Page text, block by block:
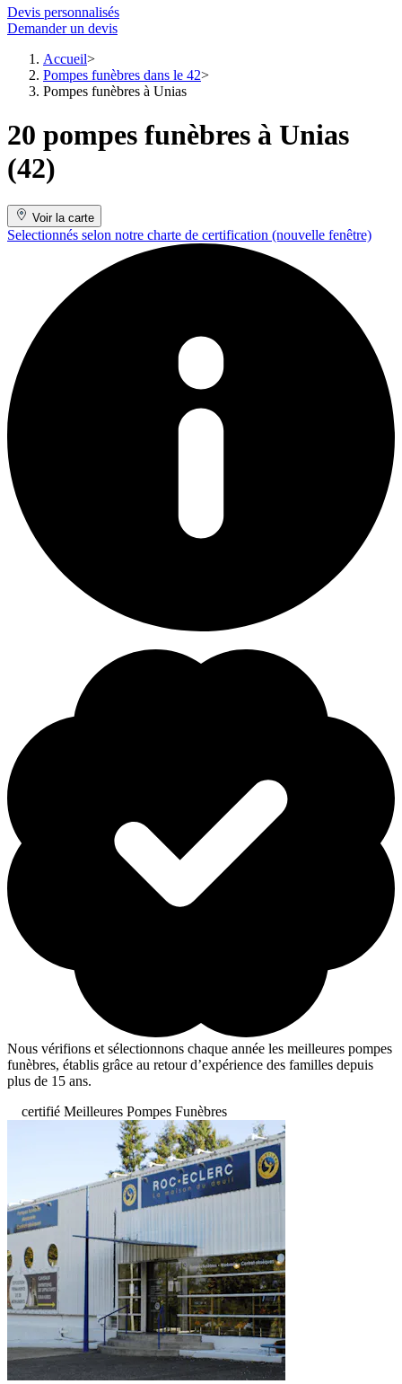
Devis personnalisés
Demander un devis
Accueil
Pompes funèbres dans le 42
Pompes funèbres à Unias
20 pompes funèbres à Unias
(42)
Voir la carte
Selectionnés selon notre charte de certification (nouvelle fenêtre)
Nous vérifions et sélectionnons chaque année les meilleures pompes
funèbres, établis grâce au retour d’expérience des familles depuis
plus de 15 ans.
certifié Meilleures Pompes Funèbres